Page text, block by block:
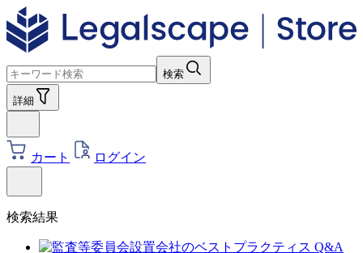
検索
詳細
カート ログイン
検索結果